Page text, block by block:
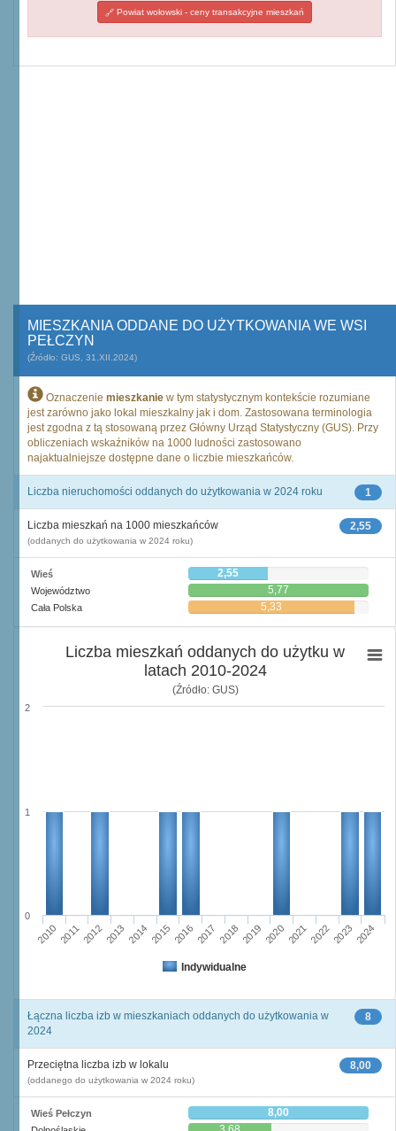
Powiat wołowski - ceny transakcyjne mieszkań
MIESZKANIA ODDANE DO UŻYTKOWANIA WE WSI
PEŁCZYN
(Źródło: GUS, 31.XII.2024)
Oznaczenie mieszkanie w tym statystycznym kontekście rozumiane
jest zarówno jako lokal mieszkalny jak i dom. Zastosowana terminologia
jest zgodna z tą stosowaną przez Główny Urząd Statystyczny (GUS). Przy
obliczeniach wskaźników na 1000 ludności zastosowano
najaktualniejsze dostępne dane o liczbie mieszkańców.
1
Liczba nieruchomości oddanych do użytkowania w 2024 roku
2,55
Liczba mieszkań na 1000 mieszkańców
(oddanych do użytkowania w 2024 roku)
Wieś 2,55
Województwo 5,77
Cała Polska 5,33
Liczba mieszkań oddanych do użytku w
latach 2010-2024
(Źródło: GUS)
Indywidualne
2010 201120122013 2014 2015 2016 2017 2018 2019 2020 202120222023 2024
0
1
2
8
Łączna liczba izb w mieszkaniach oddanych do użytkowania w
2024
8,00
Przeciętna liczba izb w lokalu
(oddanego do użytkowania w 2024 roku)
Wieś Pełczyn 8,00